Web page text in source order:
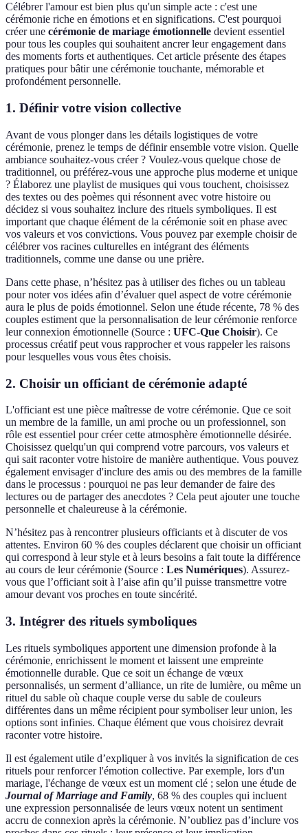
Célébrer l'amour est bien plus qu'un simple acte : c'est une
cérémonie riche en émotions et en significations. C'est pourquoi
créer une cérémonie de mariage émotionnelle devient essentiel
pour tous les couples qui souhaitent ancrer leur engagement dans
des moments forts et authentiques. Cet article présente des étapes
pratiques pour bâtir une cérémonie touchante, mémorable et
profondément personnelle.
1. Définir votre vision collective
Avant de vous plonger dans les détails logistiques de votre
cérémonie, prenez le temps de définir ensemble votre vision. Quelle
ambiance souhaitez-vous créer ? Voulez-vous quelque chose de
traditionnel, ou préférez-vous une approche plus moderne et unique
? Élaborez une playlist de musiques qui vous touchent, choisissez
des textes ou des poèmes qui résonnent avec votre histoire ou
décidez si vous souhaitez inclure des rituels symboliques. Il est
important que chaque élément de la cérémonie soit en phase avec
vos valeurs et vos convictions. Vous pouvez par exemple choisir de
célébrer vos racines culturelles en intégrant des éléments
traditionnels, comme une danse ou une prière.
Dans cette phase, n’hésitez pas à utiliser des fiches ou un tableau
pour noter vos idées afin d’évaluer quel aspect de votre cérémonie
aura le plus de poids émotionnel. Selon une étude récente, 78 % des
couples estiment que la personnalisation de leur cérémonie renforce
leur connexion émotionnelle (Source : UFC-Que Choisir). Ce
processus créatif peut vous rapprocher et vous rappeler les raisons
pour lesquelles vous vous êtes choisis.
2. Choisir un officiant de cérémonie adapté
L'officiant est une pièce maîtresse de votre cérémonie. Que ce soit
un membre de la famille, un ami proche ou un professionnel, son
rôle est essentiel pour créer cette atmosphère émotionnelle désirée.
Choisissez quelqu'un qui comprend votre parcours, vos valeurs et
qui sait raconter votre histoire de manière authentique. Vous pouvez
également envisager d'inclure des amis ou des membres de la famille
dans le processus : pourquoi ne pas leur demander de faire des
lectures ou de partager des anecdotes ? Cela peut ajouter une touche
personnelle et chaleureuse à la cérémonie.
N’hésitez pas à rencontrer plusieurs officiants et à discuter de vos
attentes. Environ 60 % des couples déclarent que choisir un officiant
qui correspond à leur style et à leurs besoins a fait toute la différence
au cours de leur cérémonie (Source : Les Numériques). Assurez-
vous que l’officiant soit à l’aise afin qu’il puisse transmettre votre
amour devant vos proches en toute sincérité.
3. Intégrer des rituels symboliques
Les rituels symboliques apportent une dimension profonde à la
cérémonie, enrichissent le moment et laissent une empreinte
émotionnelle durable. Que ce soit un échange de vœux
personnalisés, un serment d’alliance, un rite de lumière, ou même un
rituel du sable où chaque couple verse du sable de couleurs
différentes dans un même récipient pour symboliser leur union, les
options sont infinies. Chaque élément que vous choisirez devrait
raconter votre histoire.
Il est également utile d’expliquer à vos invités la signification de ces
rituels pour renforcer l'émotion collective. Par exemple, lors d'un
mariage, l'échange de vœux est un moment clé ; selon une étude de
Journal of Marriage and Family, 68 % des couples qui incluent
une expression personnalisée de leurs vœux notent un sentiment
accru de connexion après la cérémonie. N’oubliez pas d’inclure vos